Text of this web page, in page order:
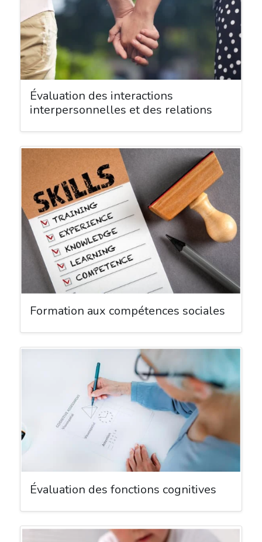
Évaluation des interactions
interpersonnelles et des relations
Formation aux compétences sociales
Évaluation des fonctions cognitives